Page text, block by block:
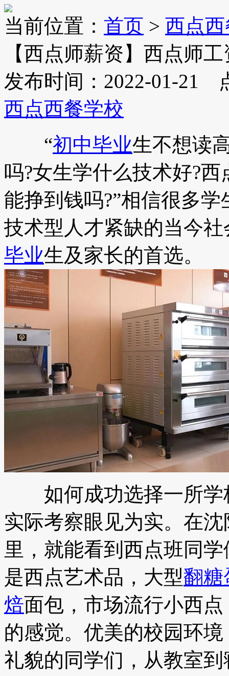
当前位置： 首页 > 西点
【西点师薪资】西点师
发布时间：2022-01-21
西点西餐学校
“初中毕业生不想读
吗?女生学什么技术好?
能挣到钱吗?”相信很多
技术型人才紧缺的当今
毕业生及家长的首选。
如何成功选择一所学
实际考察眼见为实。在
里，就能看到西点班同
是西点艺术品，大型翻糖
焙面包，市场流行小西
的感觉。优美的校园环
礼貌的同学们，从教室